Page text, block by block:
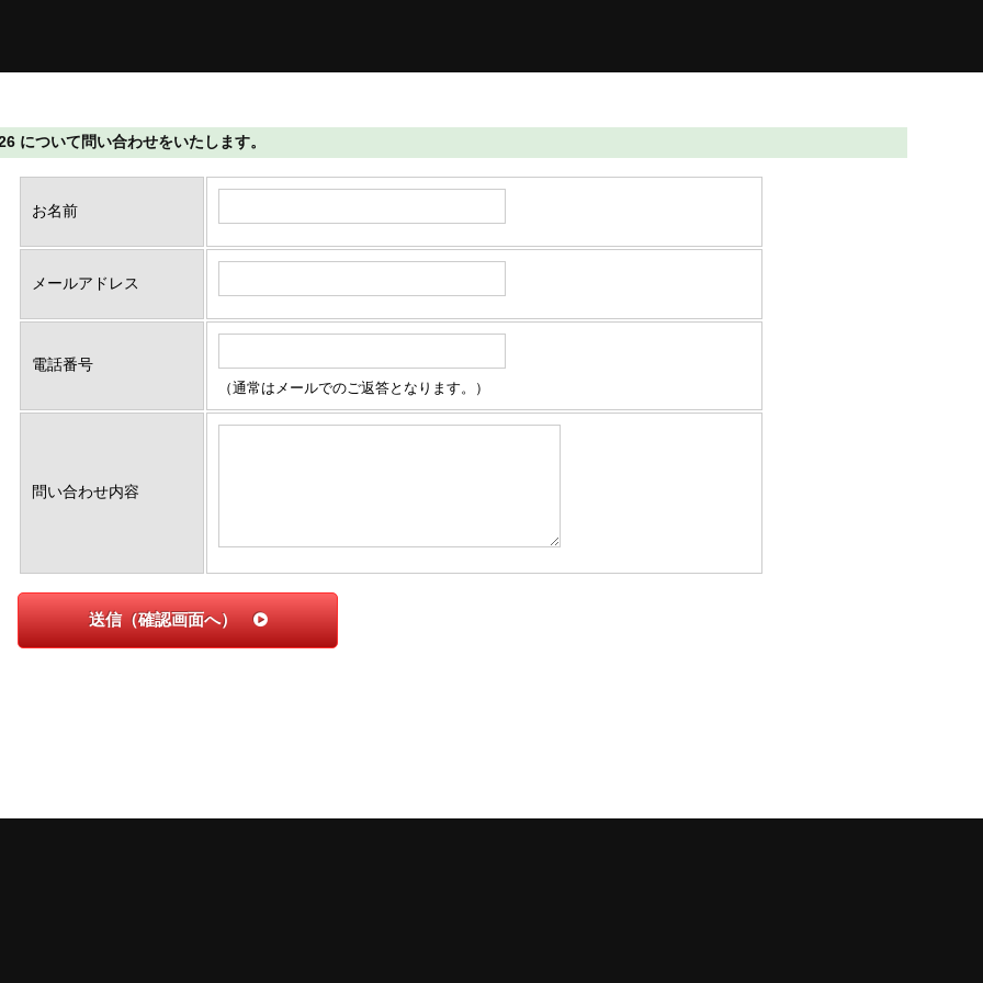
について問い合わせをいたします。
お名前
メールアドレス
電話番号
（通常はメールでのご返答となります。）
問い合わせ内容
送信（確認画面へ）